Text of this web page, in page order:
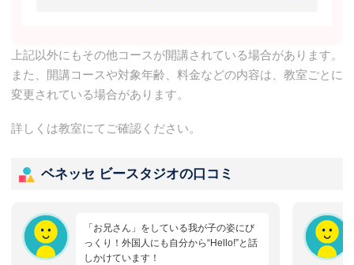
上記以外にもその他コースが開講されている場合があります。
また、開講コースや対象年齢、料金などの内容は、教室ごとに
変更されている場合があります。
詳しくは教室にてご確認ください。
ベネッセ ビースタジオの口コミ
「お兄さん」をしている我が子の姿にび
っくり！外国人にも自分から“Hello!”と話
しかけています！